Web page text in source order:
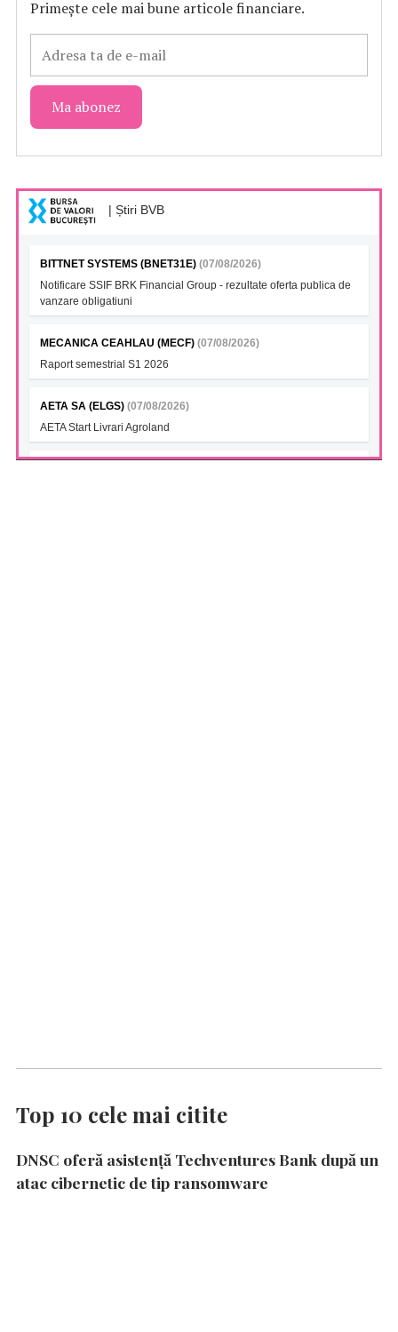
Primește cele mai bune articole financiare.
| Știri BVB
BITTNET SYSTEMS (BNET31E) (07/08/2026)
Notificare SSIF BRK Financial Group - rezultate oferta publica de
vanzare obligatiuni
MECANICA CEAHLAU (MECF) (07/08/2026)
Raport semestrial S1 2026
AETA SA (ELGS) (07/08/2026)
AETA Start Livrari Agroland
Top 10 cele mai citite
DNSC oferă asistență Techventures Bank după un
atac cibernetic de tip ransomware